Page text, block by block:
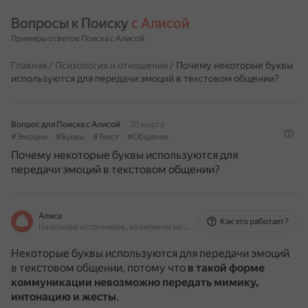
Вопросы к Поиску с Алисой
Примеры ответов Поиска с Алисой
Главная / Психология и отношения / Почему некоторые буквы
используются для передачи эмоций в текстовом общении?
Вопрос для Поиска с Алисой
20 марта
#Эмоции
#Буквы #Текст #Общение
Почему некоторые буквы используются для
передачи эмоций в текстовом общении?
Алиса
На основе источников, возможны неточности
Как это работает?
Некоторые буквы используются для передачи эмоций
в текстовом общении, потому что в такой форме
коммуникации невозможно передать мимику,
интонацию и жесты.